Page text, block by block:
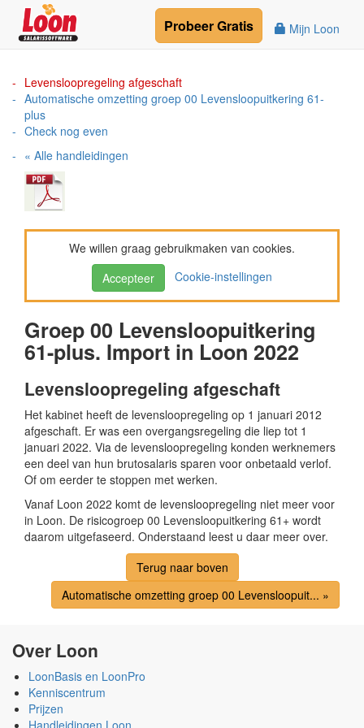
Mijn Loon
ProbeerGratis
Levensloopregeling afgeschaft
Automatische omzetting groep 00 Levensloopuitkering 61-
plus
Check nog even
« Alle handleidingen
We willen graag gebruikmaken van cookies.
Accepteer
Cookie-instellingen
Groep 00 Levensloopuitkering
61-plus. Import in Loon 2022
Levensloopregeling afgeschaft
Het kabinet heeft de levensloopregeling op 1 januari 2012
afgeschaft. Er was een overgangsregeling die liep tot 1
januari 2022. Via de levensloopregeling konden werknemers
een deel van hun brutosalaris sparen voor onbetaald verlof.
Of om eerder te stoppen met werken.
Vanaf Loon 2022 komt de levensloopregeling niet meer voor
in Loon. De risicogroep 00 Levensloopuitkering 61+ wordt
daarom uitgefaseerd. Onderstaand leest u daar meer over.
Terug naar boven
Automatische omzetting groep 00 Levensloopuit... »
Over Loon
LoonBasis en LoonPro
Kenniscentrum
Prijzen
Handleidingen Loon